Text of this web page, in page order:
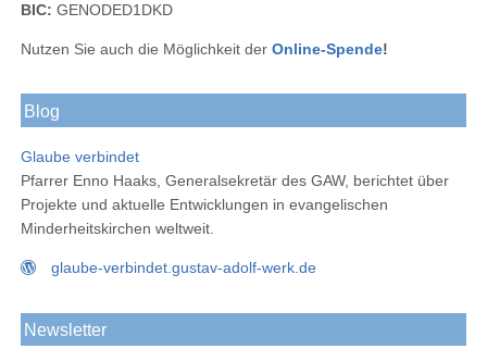
BIC: GENODED1DKD
Nutzen Sie auch die Möglichkeit der Online-Spende!
Blog
Glaube verbindet
Pfarrer Enno Haaks, Generalsekretär des GAW, berichtet über
Projekte und aktuelle Entwicklungen in evangelischen
Minderheitskirchen weltweit.
glaube-verbindet.gustav-adolf-werk.de
Newsletter